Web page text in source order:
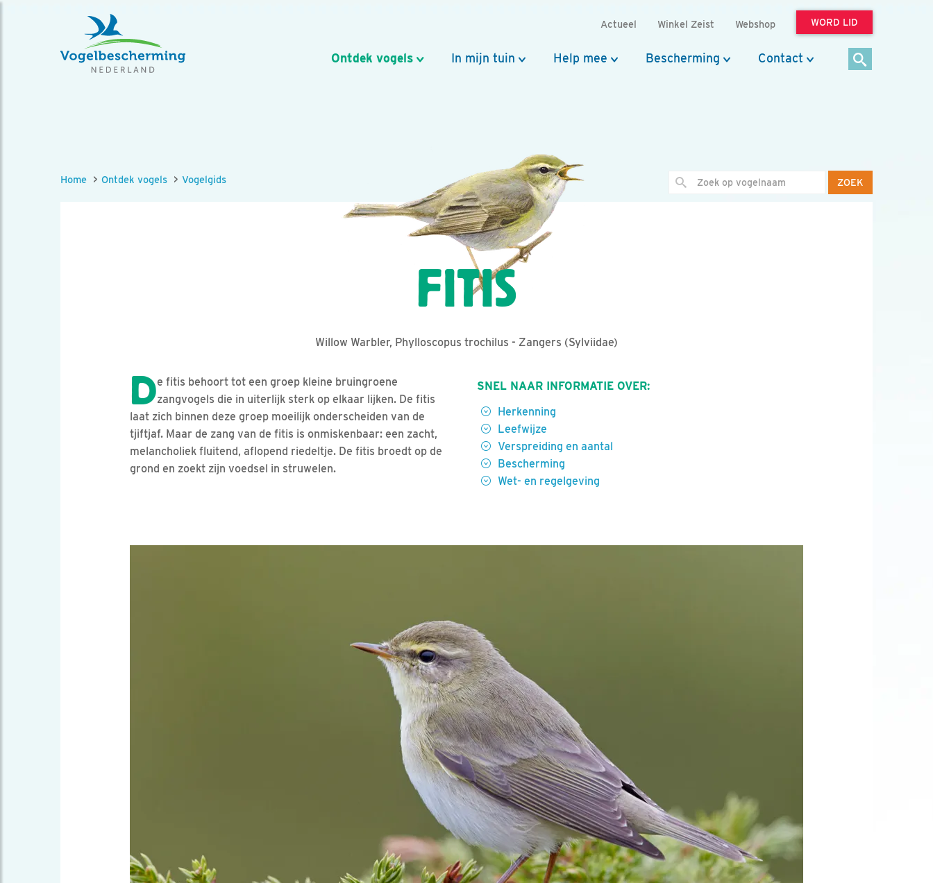
Actueel Winkel Zeist Webshop WORD LID
Ontdek vogels In mijn tuin Help mee Bescherming Contact
ZOEK
Home Ontdek vogels Vogelgids
FITIS
Willow Warbler, Phylloscopus trochilus - Zangers (Sylviidae)
De fitis behoort tot een groep kleine bruingroene
zangvogels die in uiterlijk sterk op elkaar lijken. De fitis
laat zich binnen deze groep moeilijk onderscheiden van de
tjiftjaf. Maar de zang van de fitis is onmiskenbaar: een zacht,
melancholiek fluitend, aflopend riedeltje. De fitis broedt op de
grond en zoekt zijn voedsel in struwelen.
SNEL NAAR INFORMATIE OVER:
Herkenning
Leefwijze
Verspreiding en aantal
Bescherming
Wet- en regelgeving